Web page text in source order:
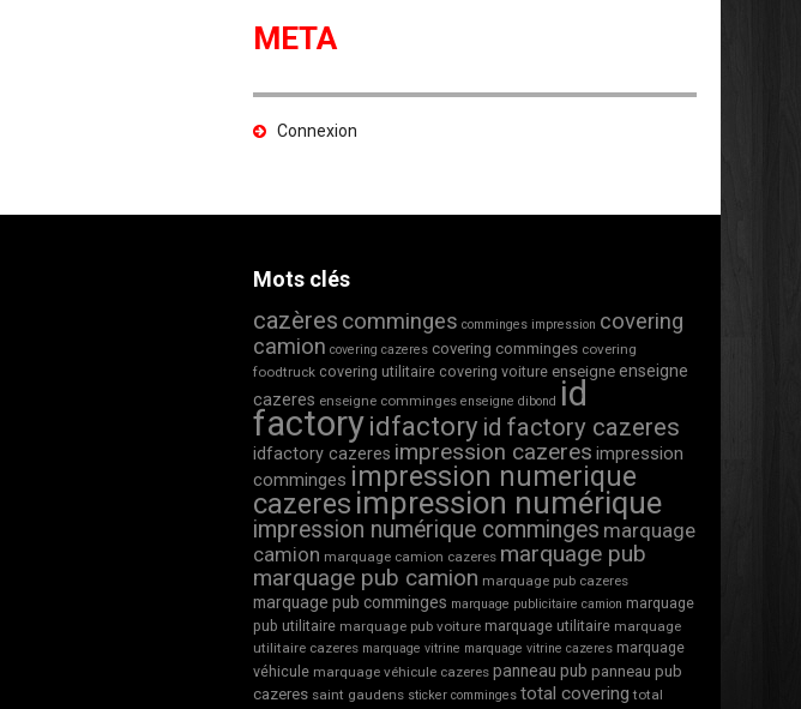
META
Connexion
Mots clés
cazères comminges comminges impression covering
camion covering cazeres covering comminges covering
foodtruck covering utilitaire covering voiture enseigne enseigne
cazeres enseigne comminges enseigne dibond id
factoryidfactory id factory cazeres
idfactory cazeres impression cazeres impression
comminges impression numerique
cazeres impression numérique
impression numérique comminges marquage
camion marquage camion cazeres marquage pub
marquage pub camion marquage pub cazeres
marquage pub comminges marquage publicitaire camion marquage
pub utilitaire marquage pub voiture marquage utilitaire marquage
utilitaire cazeres marquage vitrine marquage vitrine cazeres marquage
véhicule marquage véhicule cazeres panneau pub panneau pub
cazeres saint gaudens sticker comminges total covering total